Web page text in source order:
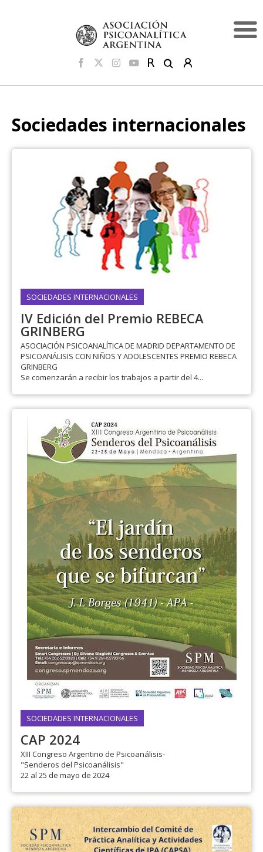
Sociedades internacionales
SOCIEDADES INTERNACIONALES
IV Edición del Premio REBECA
GRINBERG
ASOCIACIÓN PSICOANALÍTICA DE MADRID DEPARTAMENTO DE
PSICOANÁLISIS CON NIÑOS Y ADOLESCENTES PREMIO REBECA
GRINBERG
Se comenzarán a recibir los trabajos a partir del 4...
SOCIEDADES INTERNACIONALES
CAP 2024
XIII Congreso Argentino de Psicoanálisis-
"Senderos del Psicoanálisis"
22 al 25 de mayo de 2024